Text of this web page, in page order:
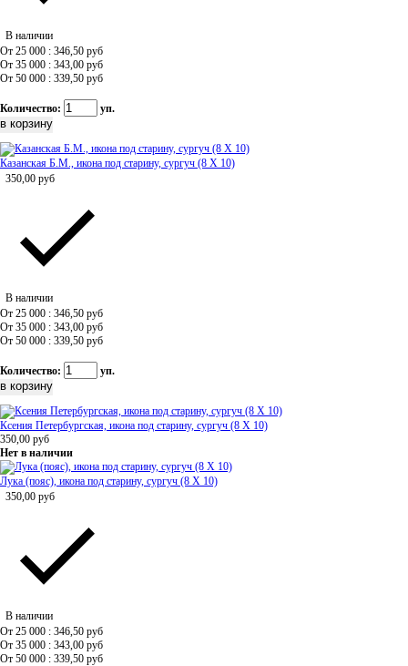
В наличии
От 25 000 : 346,50 руб
От 35 000 : 343,00 руб
От 50 000 : 339,50 руб
Количество: уп.
Казанская Б.М., икона под старину, сургуч (8 Х 10)
350,00 руб
В наличии
От 25 000 : 346,50 руб
От 35 000 : 343,00 руб
От 50 000 : 339,50 руб
Количество: уп.
Ксения Петербургская, икона под старину, сургуч (8 Х 10)
350,00 руб
Нет в наличии
Лука (пояс), икона под старину, сургуч (8 Х 10)
350,00 руб
В наличии
От 25 000 : 346,50 руб
От 35 000 : 343,00 руб
От 50 000 : 339,50 руб